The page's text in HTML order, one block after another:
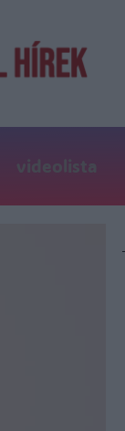
videolista